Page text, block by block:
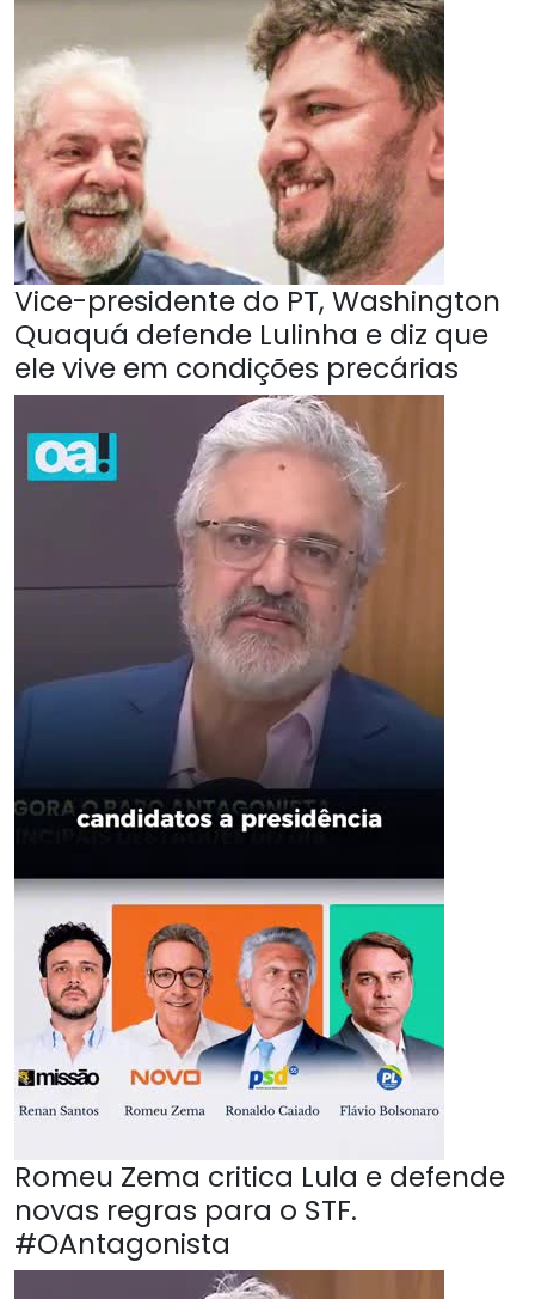
Vice-presidente do PT, Washington
Quaquá defende Lulinha e diz que
ele vive em condições precárias
Romeu Zema critica Lula e defende
novas regras para o STF.
#OAntagonista